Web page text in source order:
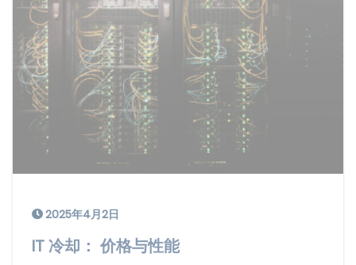
2025年4月2日
IT 冷却： 价格与性能